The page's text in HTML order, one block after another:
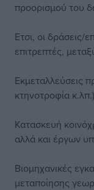
προορισμού του
Ετσι, οι δράσεις/
επιτρεπτές,
Εκμεταλλεύσεις
κτηνοτροφία
Κατασκευή
αλλά και έργων
Βιομηχανικές
μεταποίησης